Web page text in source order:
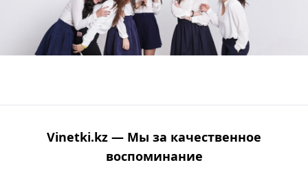
Vinetki.kz — Мы за качественное
воспоминание